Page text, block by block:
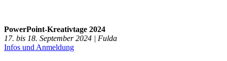
PowerPoint-Kreativtage 2024
17. bis 18. September 2024 | Fulda
Infos und Anmeldung